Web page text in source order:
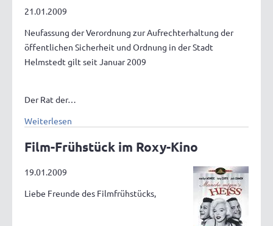
21.01.2009
Neufassung der Verordnung zur Aufrechterhaltung der
öffentlichen Sicherheit und Ordnung in der Stadt
Helmstedt gilt seit Januar 2009
Der Rat der…
Weiterlesen
Film-Frühstück im Roxy-Kino
19.01.2009
Liebe Freunde des Filmfrühstücks,